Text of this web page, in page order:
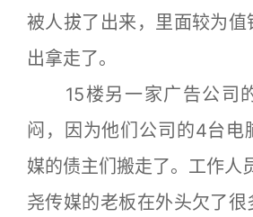
被人拔了出来，里面较为值
出拿走了。
15楼另一家广告公司
闷，因为他们公司的4台电
媒的债主们搬走了。工作人
尧传媒的老板在外头欠了